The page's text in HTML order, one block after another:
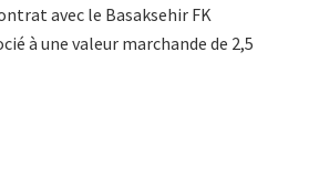
avec le Basaksehir FK
à une valeur marchande de 2,5